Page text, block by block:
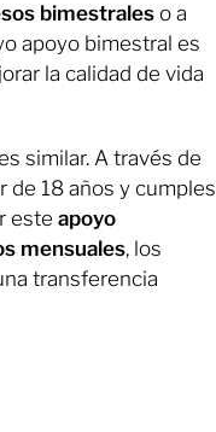
bimestrales o a
apoyo bimestral es
la calidad de vida
similar. A través de
de 18 años y cumples
este apoyo
mensuales, los
transferencia